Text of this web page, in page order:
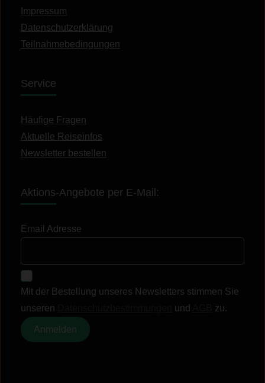
Impressum
Datenschutzerklärung
Teilnahmebedingungen
Service
Häufige Fragen
Aktuelle Reiseinfos
Newsletter bestellen
Aktions-Angebote per E-Mail:
Email Adresse
Mit der Bestellung unseres Newsletters stimmen Sie
unseren
und zu.